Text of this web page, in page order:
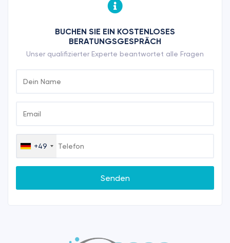
BUCHEN SIE EIN KOSTENLOSES
BERATUNGSGESPRÄCH
Unser qualifizierter Experte beantwortet alle Fragen
Germany
+49
+49
Senden